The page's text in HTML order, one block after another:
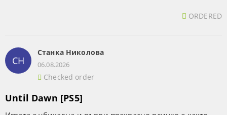
ORDERED
СН
Станка Николова
06.08.2026
Checked order
Until Dawn [PS5]